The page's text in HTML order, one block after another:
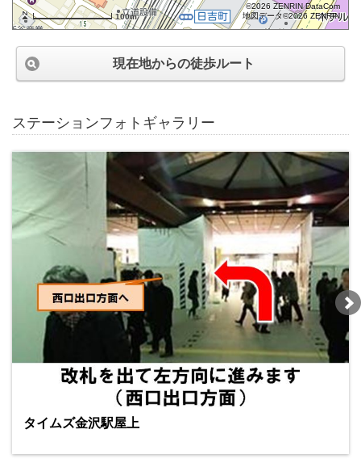
100m
©2026 ZENRIN DataCom
地図データ©2026 ZENRIN
現在地からの徒歩ルート
ステーションフォトギャラリー
タイムズ金沢駅屋上